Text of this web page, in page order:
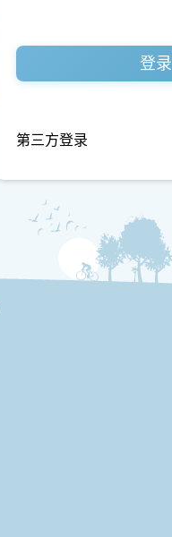
登录
第三方登录